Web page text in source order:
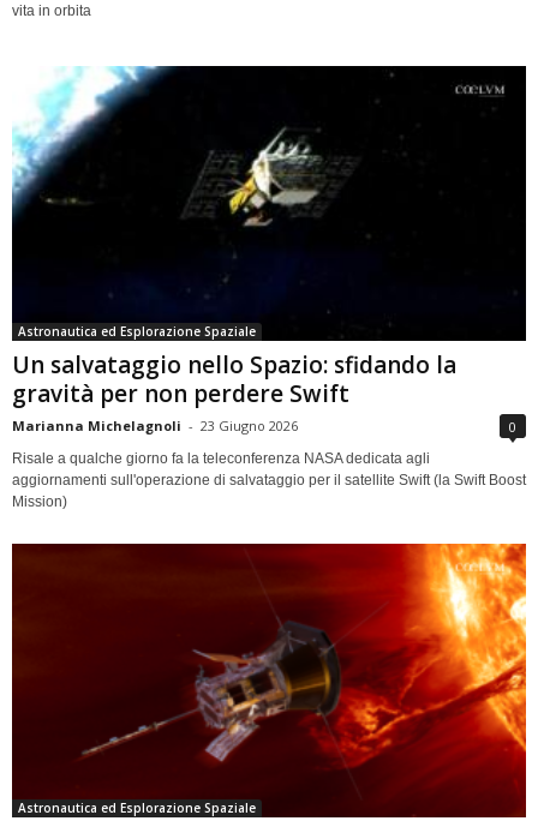
vita in orbita
Astronautica ed Esplorazione Spaziale
Un salvataggio nello Spazio: sfidando la
gravità per non perdere Swift
Marianna Michelagnoli - 23 Giugno 2026 0
Risale a qualche giorno fa la teleconferenza NASA dedicata agli
aggiornamenti sull'operazione di salvataggio per il satellite Swift (la Swift Boost
Mission)
Astronautica ed Esplorazione Spaziale